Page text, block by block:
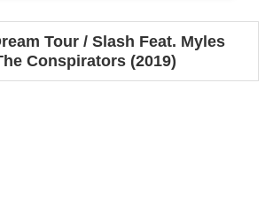
Tour / Slash Feat. Myles
Conspirators (2019)